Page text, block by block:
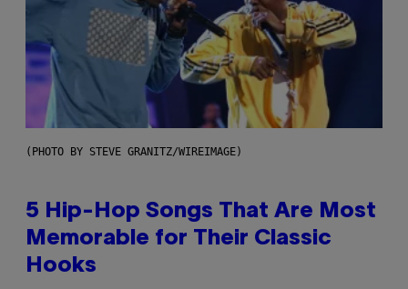
(PHOTO BY STEVE GRANITZ/WIREIMAGE)
5 Hip-Hop Songs That Are Most
Memorable for Their Classic
Hooks